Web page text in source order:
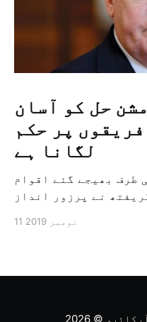
حل کو آسان
پر حکم
لگانا ہے
طرف بھیجے گئے اقوام
نے پرزور انداز
کرنے کے لئے ایک
11 نومبر 2019
© 2026